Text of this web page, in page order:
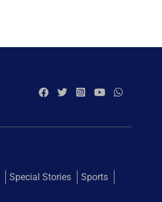
Special Stories Sports